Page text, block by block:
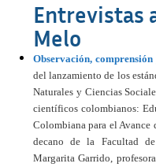
Entrevistas
Melo
Observación,
del lanzamiento de los
Naturales y Ciencias
científicos colombianos:
Colombiana para el
decano de la Facultad
Margarita Garrido,